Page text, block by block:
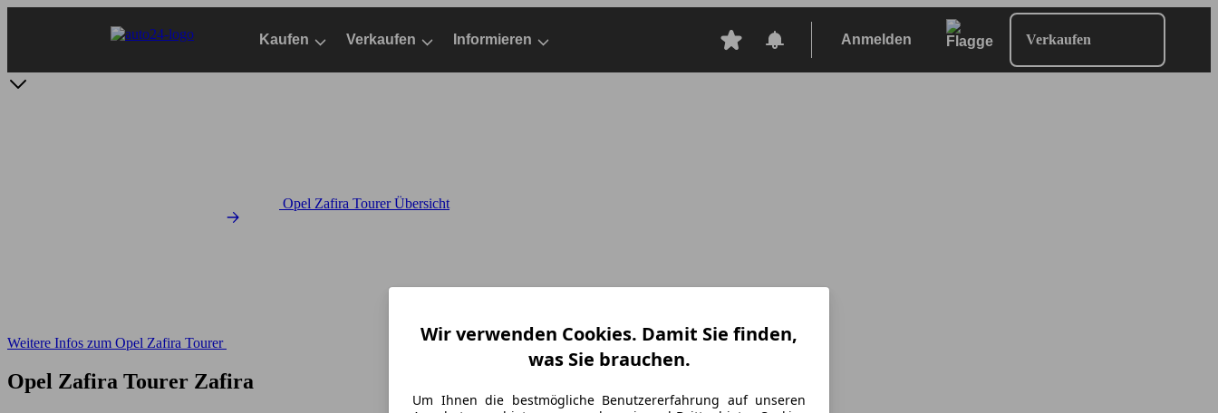
Kaufen Verkaufen Informieren Anmelden Verkaufen
Opel Zafira Tourer Übersicht
Weitere Infos zum Opel Zafira Tourer
Opel Zafira Tourer Zafira
Wir verwenden Cookies. Damit Sie finden,
was Sie brauchen.
Um Ihnen die bestmögliche Benutzererfahrung auf unseren